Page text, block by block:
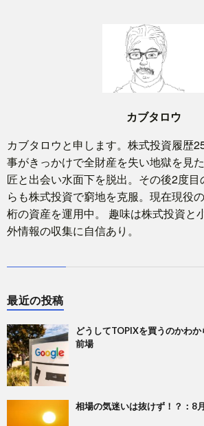
カブタロウ
カブタロウと申します。株式投資履
事がきっかけで全財産を失い地獄を見
匠と出会い水面下を脱出。その後2度
らも株式投資で窮地を克服。現在現役
桁の資産を運用中。 趣味は株式投資と
外情報の収集に自信あり。
最近の投稿
どうしてTOPIXを買うのかわか
前場
相場の気迷いは抜けず！？：8